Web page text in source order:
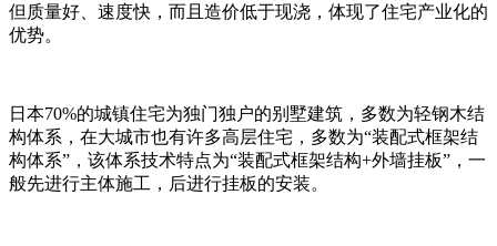
但质量好、速度快，而且造价低于现浇，体现了住宅产业化的
优势。
日本70%的城镇住宅为独门独户的别墅建筑，多数为轻钢木结
构体系，在大城市也有许多高层住宅，多数为“装配式框架结
构体系”，该体系技术特点为“装配式框架结构+外墙挂板”，一
般先进行主体施工，后进行挂板的安装。